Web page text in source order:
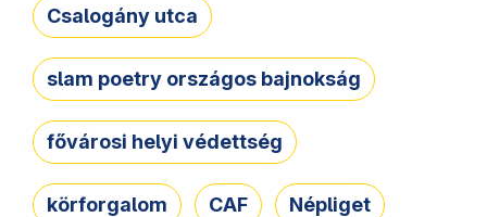
Csalogány utca
slam poetry országos bajnokság
fővárosi helyi védettség
körforgalom CAF Népliget